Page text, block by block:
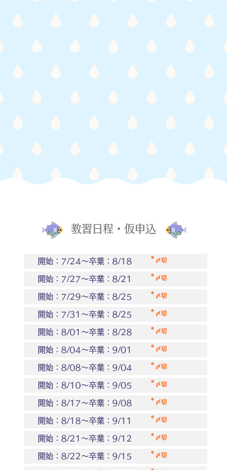
​教習日程・仮申込
開始：7/24～卒業：8/18 ​〆切
開始：7/27～卒業：8/21 ​〆切
開始：7/29～卒業：8/25 ​〆切
開始：7/31～卒業：8/25 ​〆切
開始：8/01～卒業：8/28 ​〆切
開始：8/04～卒業：9/01 ​〆切
開始：8/08～卒業：9/04 ​〆切
開始：8/10～卒業：9/05 ​〆切
開始：8/17～卒業：9/08 ​〆切
開始：8/18～卒業：9/11 ​〆切
開始：8/21～卒業：9/12 ​〆切
開始：8/22～卒業：9/15 ​〆切